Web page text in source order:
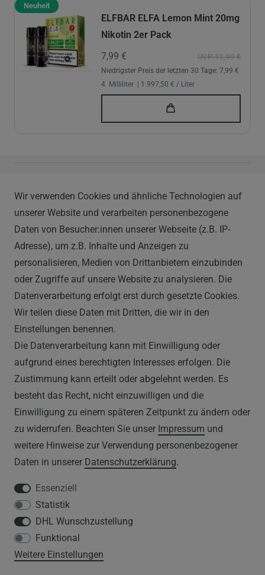
Neuheit
ELFBAR ELFA Lemon Mint 20mg
Nikotin 2er Pack
UVP 11,99 €
7,99 €
Niedrigster Preis der letzten 30 Tage: 7,99 €
4 Milliliter | 1.997,50 € / Liter
Im Hülsenfeld 9
40721 Hilden
0212 520-82 100
info@vapor-handel.de
Montag - Freitag, 09:00 - 16:00
RECHTLICHES
AGB
WIDERRUFSRECHT
IMPRESSUM
DATENSCHUTZERKLÄRUNG
HINWEISE ZUM ELEKTROGESETZ
SERVICE
WIDERRUFSFORMULAR
Wir verwenden Cookies und ähnliche Technologien auf
unserer Website und verarbeiten personenbezogene
Daten von Besucher:innen unserer Webseite (z.B. IP-
Adresse), um z.B. Inhalte und Anzeigen zu
personalisieren, Medien von Drittanbietern einzubinden
oder Zugriffe auf unsere Website zu analysieren. Die
Datenverarbeitung erfolgt erst durch gesetzte Cookies.
Wir teilen diese Daten mit Dritten, die wir in den
Einstellungen benennen.
Die Datenverarbeitung kann mit Einwilligung oder
aufgrund eines berechtigten Interesses erfolgen. Die
Zustimmung kann erteilt oder abgelehnt werden. Es
besteht das Recht, nicht einzuwilligen und die
Einwilligung zu einem späteren Zeitpunkt zu ändern oder
zu widerrufen. Beachten Sie unser Impressum und
weitere Hinweise zur Verwendung personenbezogener
Daten in unserer Daten­schutz­erklärung.
Essenziell
Statistik
DHL Wunschzustellung
Funktional
Weitere Einstellungen